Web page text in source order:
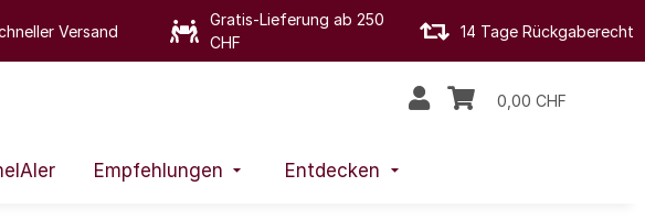
Versand
Gratis-Lieferung ab 250
CHF
14 Tage Rückgaberecht
0,00 CHF
Empfehlungen Entdecken